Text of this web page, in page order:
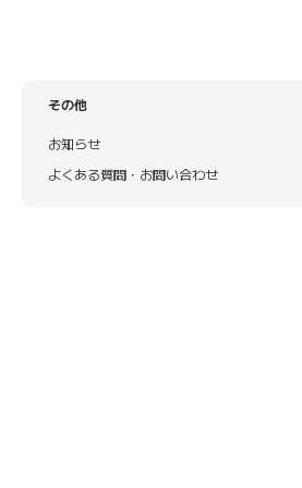
その他
お知らせ
よくある質問・お問い合わせ